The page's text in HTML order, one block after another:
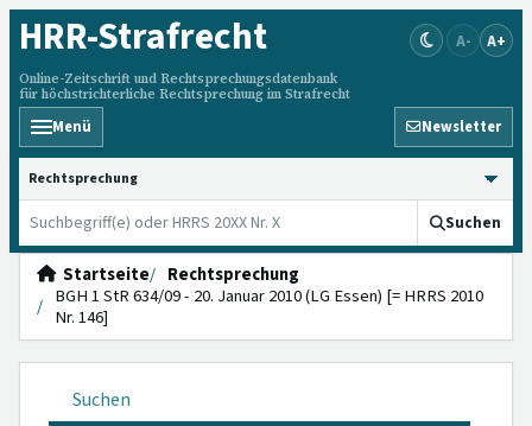
HRR-Strafrecht
Online-Zeitschrift und Rechtsprechungsdatenbank
für höchstrichterliche Rechtsprechung im Strafrecht
A- A+
Menü Newsletter
HRRS durchsuchen
Suchen
Startseite
Rechtsprechung
BGH 1 StR 634/09 - 20. Januar 2010 (LG Essen) [= HRRS 2010
Nr. 146]
Suchen